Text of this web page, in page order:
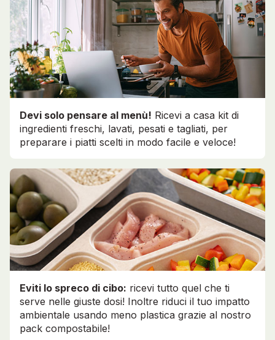
Devi solo pensare al menù! Ricevi a casa kit di
ingredienti freschi, lavati, pesati e tagliati, per
preparare i piatti scelti in modo facile e veloce!
Eviti lo spreco di cibo: ricevi tutto quel che ti
serve nelle giuste dosi! Inoltre riduci il tuo impatto
ambientale usando meno plastica grazie al nostro
pack compostabile!